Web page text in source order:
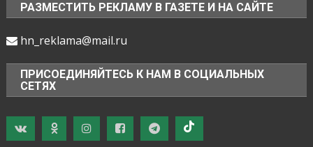
РАЗМЕСТИТЬ РЕКЛАМУ В ГАЗЕТЕ И НА САЙТЕ
hn_reklama@mail.ru
ПРИСОЕДИНЯЙТЕСЬ К НАМ В СОЦИАЛЬНЫХ
СЕТЯХ